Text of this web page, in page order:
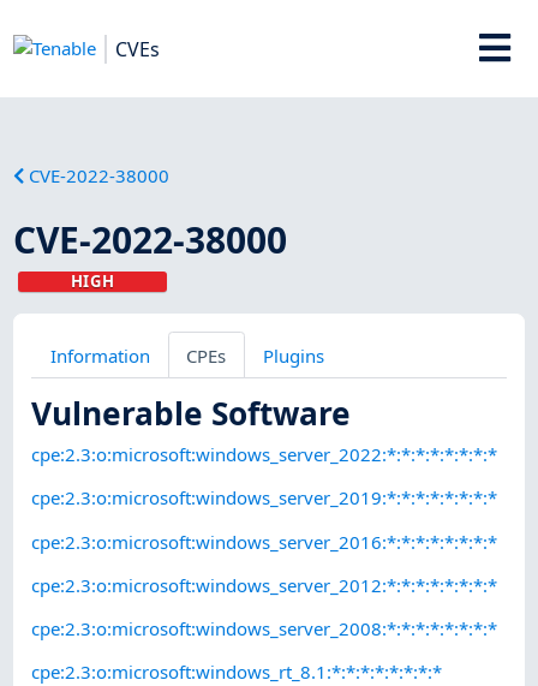
CVEs
CVE-2022-38000
CVE-2022-38000
HIGH
Information CPEs Plugins
Vulnerable Software
cpe:2.3:o:microsoft:windows_server_2022:*:*:*:*:*:*:*:*
cpe:2.3:o:microsoft:windows_server_2019:*:*:*:*:*:*:*:*
cpe:2.3:o:microsoft:windows_server_2016:*:*:*:*:*:*:*:*
cpe:2.3:o:microsoft:windows_server_2012:*:*:*:*:*:*:*:*
cpe:2.3:o:microsoft:windows_server_2008:*:*:*:*:*:*:*:*
cpe:2.3:o:microsoft:windows_rt_8.1:*:*:*:*:*:*:*:*